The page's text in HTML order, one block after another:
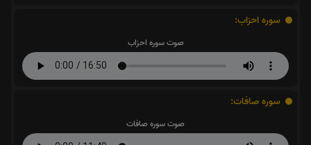
سوره احزاب:
صوت سوره احزاب
سوره صافات:
صوت سوره صافات